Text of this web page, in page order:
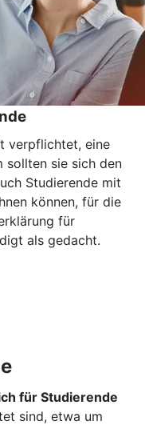
verpflichtet, eine
sollten sie sich den
Studierende mit
können, für die
für
als gedacht.
für Studierende
sind, etwa um